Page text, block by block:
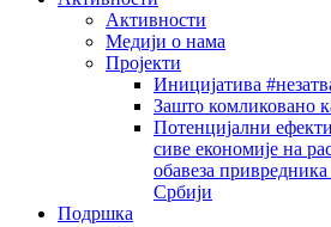
Активности
Медији о нама
Пројекти
Иницијатива
Зашто комликовано
Потенцијални
сиве економије на
обавеза
Србији
Подршка